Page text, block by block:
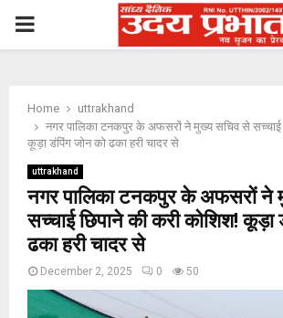
PRIMARY
Home
uttrakhand
नगर पालिका टनकपुर के अफसरों ने मुख्य सचिव से सच्चाई
कूड़ा डंपिंग जोन को ढका हरी चादर से
uttrakhand
नगर पालिका टनकपुर के अफसरों ने
सच्चाई छिपाने की करी कोशिश! कूड़ा
ढका हरी चादर से
December 2, 2025 0 50